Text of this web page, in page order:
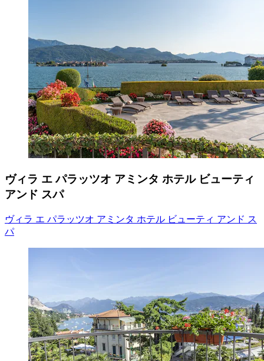
ヴィラ エ パラッツオ アミンタ ホテル ビューティ
アンド スパ
ヴィラ エ パラッツオ アミンタ ホテル ビューティ アンド ス
パ